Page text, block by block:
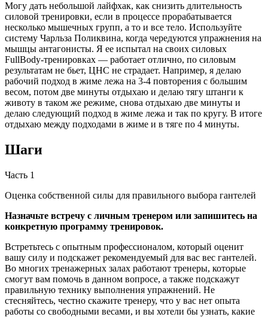
Могу дать небольшой лайфхак, как снизить длительность
силовой тренировки, если в процессе прорабатывается
несколько мышечных групп, а то и все тело. Используйте
систему Чарльза Поликвина, когда чередуются упражнения на
мышцы антагонисты. Я ее испытал на своих силовых
FullBody-тренировках — работает отлично, по силовым
результатам не бьет, ЦНС не страдает. Например, я делаю
рабочий подход в жиме лежа на 3-4 повторения с большим
весом, потом две минуты отдыхаю и делаю тягу штанги к
животу в таком же режиме, снова отдыхаю две минуты и
делаю следующий подход в жиме лежа и так по кругу. В итоге
отдыхаю между подходами в жиме и в тяге по 4 минуты.
Шаги
Часть 1
Оценка собственной силы для правильного выбора гантелей
Назначьте встречу с личным тренером или запишитесь на
конкретную программу тренировок.
Встретьтесь с опытным профессионалом, который оценит
вашу силу и подскажет рекомендуемый для вас вес гантелей.
Во многих тренажерных залах работают тренеры, которые
смогут вам помочь в данном вопросе, а также подскажут
правильную технику выполнения упражнений. Не
стесняйтесь, честно скажите тренеру, что у вас нет опыта
работы со свободными весами, и вы хотели бы узнать, какие